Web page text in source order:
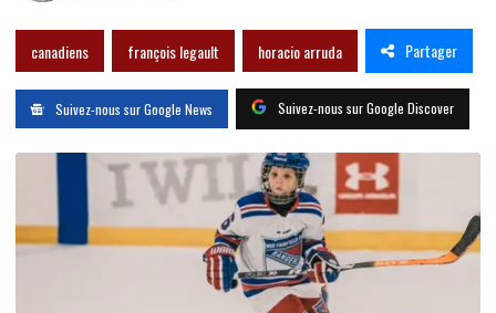
canadiens françois legault horacio arruda Partager
Suivez-nous sur Google News Suivez-nous sur Google Discover